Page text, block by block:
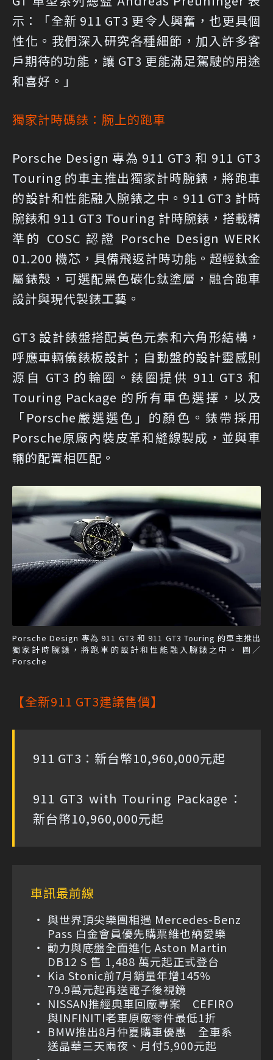
示：「全新 911 GT3 更令人興奮，也更具個
性化。我們深入研究各種細節，加入許多客
戶期待的功能，讓 GT3 更能滿足駕駛的用途
和喜好。」
獨家計時碼錶：腕上的跑車
Porsche Design 專為 911 GT3 和 911 GT3
Touring 的車主推出獨家計時腕錶，將跑車
的設計和性能融入腕錶之中。911 GT3 計時
腕錶和 911 GT3 Touring 計時腕錶，搭載精
準的 COSC 認證 Porsche Design WERK
01.200 機芯，具備飛返計時功能。超輕鈦金
屬錶殼，可選配黑色碳化鈦塗層，融合跑車
設計與現代製錶工藝。
GT3 設計錶盤搭配黃色元素和六角形結構，
呼應車輛儀錶板設計；自動盤的設計靈感則
源自 GT3 的輪圈。錶圈提供 911 GT3 和
Touring Package 的所有車色選擇，以及
「Porsche嚴選選色」的顏色。錶帶採用
Porsche原廠內裝皮革和縫線製成，並與車
輛的配置相匹配。
Porsche Design 專為 911 GT3 和 911 GT3 Touring 的車主推出
獨家計時腕錶，將跑車的設計和性能融入腕錶之中。 圖／
Porsche
【全新911 GT3建議售價】
911 GT3：新台幣10,960,000元起
911 GT3 with Touring Package：
新台幣10,960,000元起
車訊最前線
與世界頂尖樂團相遇 Mercedes-Benz
Pass 白金會員優先購票維也納愛樂
動力與底盤全面進化 Aston Martin
DB12 S 售 1,488 萬元起正式登台
Kia Stonic前7月銷量年增145%
79.9萬元起再送電子後視鏡
NISSAN推經典車回廠專案 CEFIRO
與INFINITI老車原廠零件最低1折
BMW推出8月仲夏購車優惠 全車系
送晶華三天兩夜、月付5,900元起